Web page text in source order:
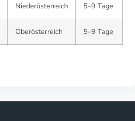
Niederösterreich 5–9 Tage
Oberösterreich 5–9 Tage